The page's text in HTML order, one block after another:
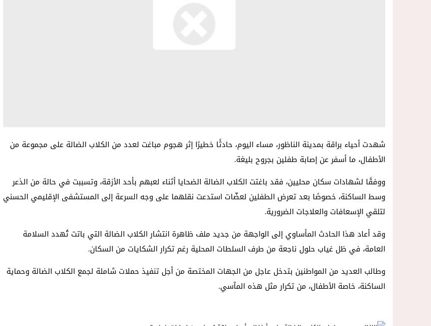
شهدت أحياء براقة بمدينة الناظور، مساء اليوم، حادثًا خطيرًا إثر هجوم مباغت لعدد من الكلاب الضالة على مجموعة من
الأطفال، ما أسفر عن إصابة طفلين بجروح بليغة.
ووفقًا لشهادات سكان محليين، فقد باغتت الكلاب الضالة الضحايا أثناء لعبهم بأحد الأزقة، وتسببت في حالة من الذعر
وسط الساكنة، خصوصًا بعد تعرض الطفلين لعضّات استدعت نقلهما على وجه السرعة إلى المستشفى الإقليمي الحسني
لتلقي الإسعافات والعلاجات الضرورية.
وقد أعاد هذا الحادث المأساوي إلى الواجهة من جديد ملف ظاهرة انتشار الكلاب الضالة التي باتت تُهدد السلامة
العامة، في ظل غياب حلول ناجعة من طرف السلطات المحلية رغم تكرار الشكايات من السكان.
وطالب العديد من المواطنين بتدخل عاجل من الجهات المختصة من أجل تنفيذ حملات شاملة لجمع الكلاب الضالة وحماية
الساكنة، خاصة الأطفال، من تكرار مثل هذه المآسي.